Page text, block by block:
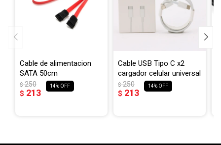
Cable de alimentacion
SATA 50cm
$ 213
$250 14
Cable USB Tipo C x2
cargador celular universal
$ 213
$250 14